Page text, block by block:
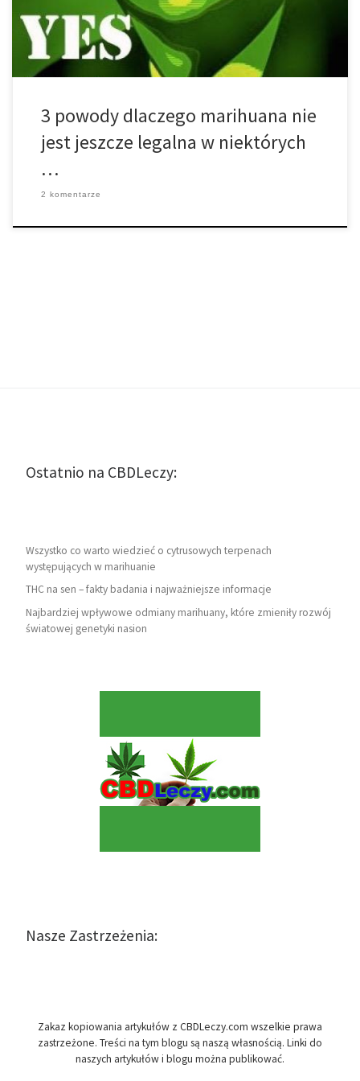
dlaczego marihuana jest zakazana? Skoro niesie ze sobą […]
3 powody dlaczego marihuana nie
jest jeszcze legalna w niektórych
…
2 komentarze
Ostatnio na CBDLeczy:
Wszystko co warto wiedzieć o cytrusowych terpenach
występujących w marihuanie
THC na sen – fakty badania i najważniejsze informacje
Najbardziej wpływowe odmiany marihuany, które zmieniły rozwój
światowej genetyki nasion
Nasze Zastrzeżenia:
Zakaz kopiowania artykułów z CBDLeczy.com wszelkie prawa
zastrzeżone. Treści na tym blogu są naszą własnością. Linki do
naszych artykułów i blogu można publikować.